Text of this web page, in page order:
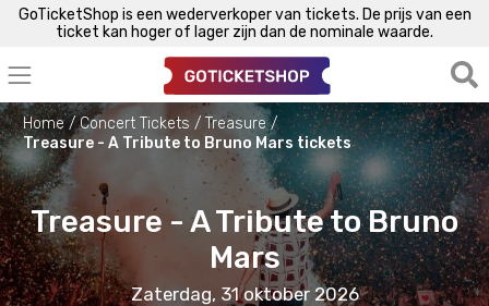
GoTicketShop is een wederverkoper van tickets. De prijs van een
ticket kan hoger of lager zijn dan de nominale waarde.
Home Concert Tickets
Treasure
Treasure - A Tribute to Bruno Mars tickets
Treasure - A Tribute to Bruno
Mars
Zaterdag, 31 oktober 2026